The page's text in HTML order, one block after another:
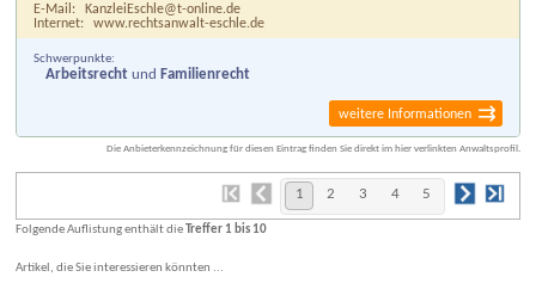
E-Mail:
KanzleiEschle@t-online.de
Internet:
www.rechtsanwalt-eschle.de
Schwerpunkte:
Arbeitsrecht und Familienrecht
weitere Informationen
Die Anbieterkennzeichnung für diesen Eintrag finden Sie direkt im hier verlinkten Anwaltsprofil.
1 2 3 4 5
Folgende Auflistung enthält die Treffer 1 bis 10
Artikel, die Sie interessieren könnten ...